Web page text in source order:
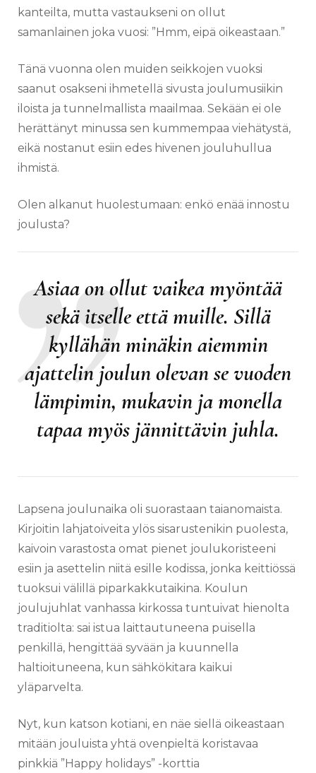
kanteilta, mutta vastaukseni on ollut
samanlainen joka vuosi: ”Hmm, eipä oikeastaan.”
Tänä vuonna olen muiden seikkojen vuoksi
saanut osakseni ihmetellä sivusta joulumusiikin
iloista ja tunnelmallista maailmaa. Sekään ei ole
herättänyt minussa sen kummempaa viehätystä,
eikä nostanut esiin edes hivenen jouluhullua
ihmistä.
Olen alkanut huolestumaan: enkö enää innostu
joulusta?
Asiaa on ollut vaikea myöntää
sekä itselle että muille. Sillä
kyllähän minäkin aiemmin
ajattelin joulun olevan se vuoden
lämpimin, mukavin ja monella
tapaa myös jännittävin juhla.
Lapsena joulunaika oli suorastaan taianomaista.
Kirjoitin lahjatoiveita ylös sisarustenikin puolesta,
kaivoin varastosta omat pienet joulukoristeeni
esiin ja asettelin niitä esille kodissa, jonka keittiössä
tuoksui välillä piparkakkutaikina. Koulun
joulujuhlat vanhassa kirkossa tuntuivat hienolta
traditiolta: sai istua laittautuneena puisella
penkillä, hengittää syvään ja kuunnella
haltioituneena, kun sähkökitara kaikui
yläparvelta.
Nyt, kun katson kotiani, en näe siellä oikeastaan
mitään jouluista yhtä ovenpieltä koristavaa
pinkkiä ”Happy holidays” -korttia